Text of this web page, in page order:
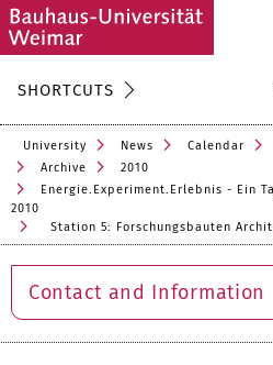
SHORTCUTS
University News Calendar
Archive
2010
Energie.Experiment.Erlebnis - Ein
2010
Station 5: Forschungsbauten
Contact and Information